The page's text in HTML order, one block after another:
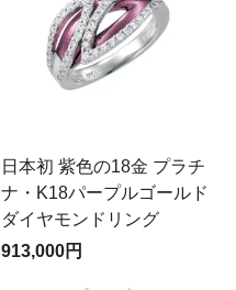
日本初 紫色の18金 プラチ
ナ・K18パープルゴールド
ダイヤモンドリング
913,000円